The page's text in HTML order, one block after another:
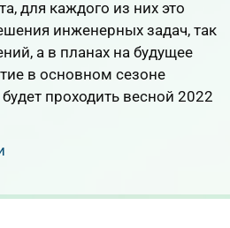
для каждого из них это
инженерных задач, так
а в планах на будущее
в основном сезоне
проходить весной 2022